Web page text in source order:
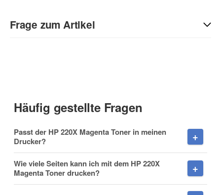
Sie Anderen bei der Kaufentscheidung:
Frage zum Artikel
Nachname
Häufig gestellte Fragen
Passt der HP 220X Magenta Toner in meinen
Drucker?
Wie viele Seiten kann ich mit dem HP 220X
Magenta Toner drucken?